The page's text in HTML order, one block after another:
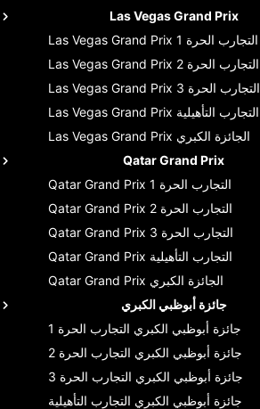
Las Vegas Grand Prix
Las Vegas Grand Prix
التجارب الحرة 1
Las Vegas Grand Prix
التجارب الحرة 2
Las Vegas Grand Prix
التجارب الحرة 3
Las Vegas Grand Prix التجارب التأهيلية
Las Vegas Grand Prix الجائزة الكبري
Qatar Grand Prix
Qatar Grand Prix
التجارب الحرة 1
Qatar Grand Prix
التجارب الحرة 2
Qatar Grand Prix
التجارب الحرة 3
Qatar Grand Prix التجارب التأهيلية
Qatar Grand Prix الجائزة الكبري
جائزة أبوظبي الكبري
جائزة أبوظبي الكبري التجارب الحرة 1
جائزة أبوظبي الكبري التجارب الحرة 2
جائزة أبوظبي الكبري التجارب الحرة 3
جائزة أبوظبي الكبري التجارب التأهيلية